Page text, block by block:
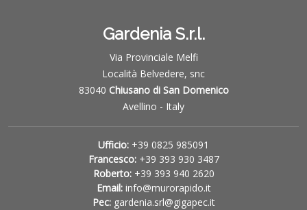
Gardenia S.r.l.
Via Provinciale Melfi
Località Belvedere, snc
83040 Chiusano di San Domenico
Avellino - Italy
Ufficio: +39 0825 985091
Francesco: +39 393 930 3487
Roberto: +39 393 940 2620
Email: info@murorapido.it
Pec: gardenia.srl@gigapec.it